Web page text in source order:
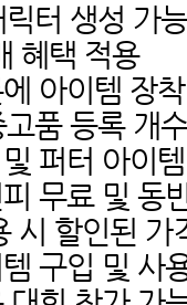
터 생성 가능
혜택 적용
아이템 장
품 등록 개
퍼터 아이
무료 및 동
시 할인된 가
구입 및 사